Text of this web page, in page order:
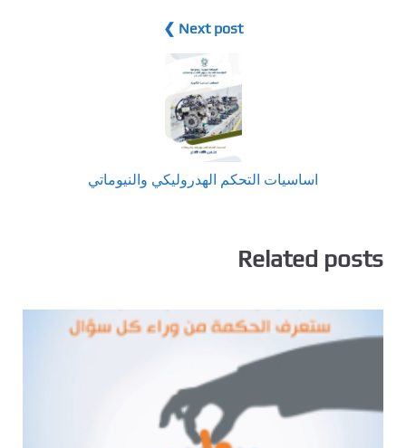
Next post ❯
اساسيات التحكم الهدروليكي والنيوماتي
Related posts